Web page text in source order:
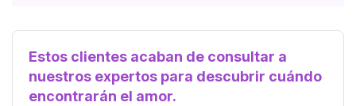
Estos clientes acaban de consultar a
nuestros expertos para descubrir cuándo
encontrarán el amor.